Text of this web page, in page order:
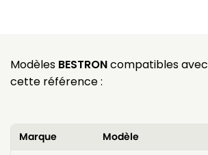
Modèles BESTRONcompatibles avec
cette référence :
Marque
Modèle